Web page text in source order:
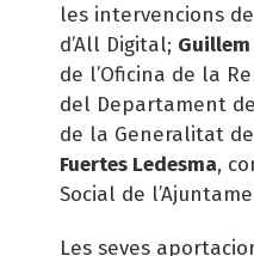
les intervencions de
d’All Digital;
de l’Oficina de la
del Departament
de la Generalitat
Fuertes Ledesma,
Social de
Les seves